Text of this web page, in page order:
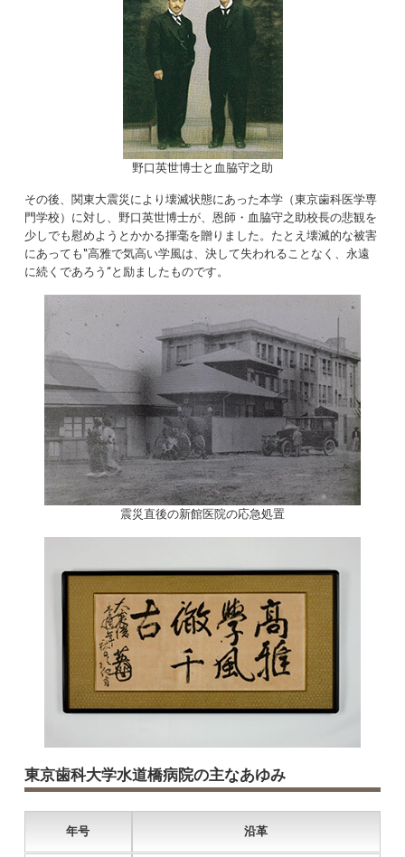
野口英世博士と血脇守之助
その後、関東大震災により壊滅状態にあった本学（東京歯科医学専
門学校）に対し、野口英世博士が、恩師・血脇守之助校長の悲観を
少しでも慰めようとかかる揮毫を贈りました。たとえ壊滅的な被害
にあっても‟高雅で気高い学風は、決して失われることなく、永遠
に続くであろう“と励ましたものです。
震災直後の新館医院の応急処置
東京歯科大学水道橋病院の主なあゆみ
年号 沿革